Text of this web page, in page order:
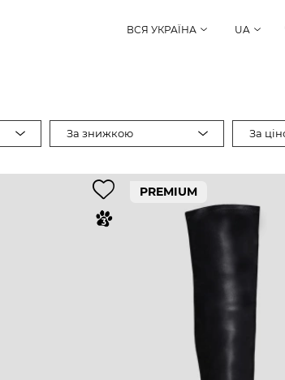
ВСЯ УКРАЇНА UA
За знижкою За
PREMIUM